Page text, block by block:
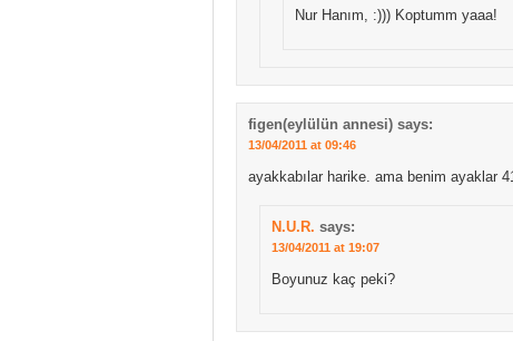
Nur Hanım, :))) Koptumm yaaa!
figen(eylülün annesi) says:
13/04/2011 at 09:46
ayakkabılar harike. ama benim ayaklar
N.U.R. says:
13/04/2011 at 19:07
Boyunuz kaç peki?